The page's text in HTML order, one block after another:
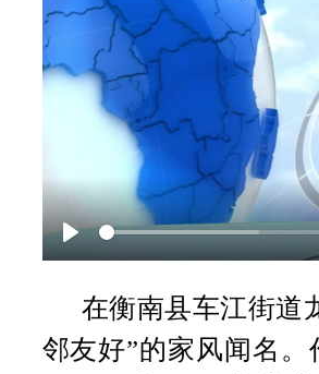
Play
在衡南县车江街道
邻友好”的家风闻名